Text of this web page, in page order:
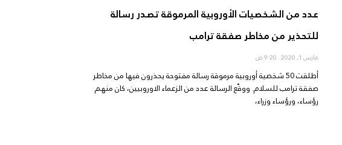
عدد من الشخصيات الأوروبية المرموقة تصدر رسالة
للتحذير من مخاطر صفقة ترامب
مارس 1, 2020
أطلقت 50 شخصية أوروبية مرموقة رسالة مفتوحة يحذرون فيها من مخاطر
صفقة ترامب للسلام. ووقّع الرسالة عدد من الزعماء الاوروبيين، كان منهم
رؤساء، ورؤساء وزراء،